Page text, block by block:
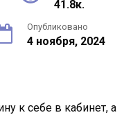
41.8к.
Опубликовано
4 ноября, 2024
к себе в кабинет, а